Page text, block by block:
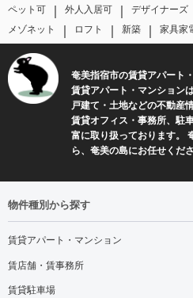
ペット可 ｜ 外人入居可 ｜ デザイナーズ
メゾネット ｜ ロフト ｜ 新築 ｜ 家具家
奄美指宿市の賃貸アパート
賃貸アパート・マンション
戸建て・土地などの不動産
賃貸オフィス・事務所、駐
富に取り扱っております。
ら、奄美の島にお任せくださ
物件種別から探す
賃貸アパート・マンション
賃店舗・賃事務所
賃貸駐車場